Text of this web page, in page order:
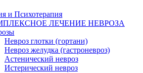
и Психотерапия
ЛЕЧЕНИЕ НЕВРОЗА
Невроз глотки (гортани)
Невроз желудка (гастроневроз)
Астенический невроз
Истерический невроз